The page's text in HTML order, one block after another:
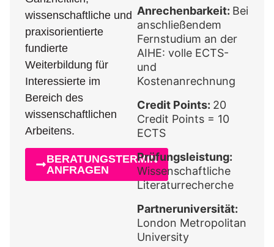
wissenschaftliche und
praxisorientierte
fundierte
Weiterbildung für
Interessierte im
Bereich des
wissenschaftlichen
Arbeitens.
BERATUNGSTERMIN
ANFRAGEN
Anrechenbarkeit: Bei
anschließendem
Fernstudium an der
AIHE: volle ECTS-
und
Kostenanrechnung
Credit Points: 20
Credit Points = 10
ECTS
Prüfungsleistung:
Wissenschaftliche
Literaturrecherche
Partneruniversität:
London Metropolitan
University